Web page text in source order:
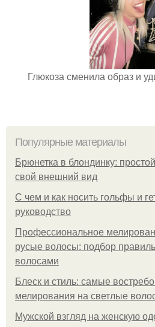
Глюкоза сменила образ и
Популярные материалы
Брюнетка в блондинку:
свой внешний вид
С чем и как носить гольфы и
руководство
Профессиональное
русые волосы: подбор
волосами
Блеск и стиль: самые
мелирования на светлые
Мужской взгляд на женскую